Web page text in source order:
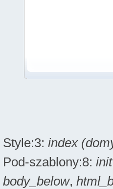
Style:3: index
Pod-szablony:8: init
body_below,